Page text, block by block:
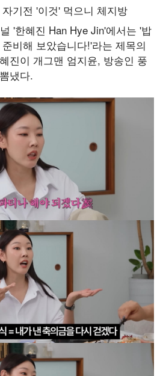
'한혜진 Han Hye Jin'에서는 '밥
비해 보았습니다!'라는 제목의
진이 개그맨 엄지윤, 방송인 풍
냈다.